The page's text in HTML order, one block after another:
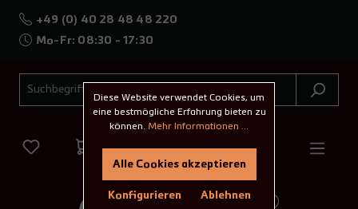
+49 (0) 40 28 48 48 220
Mo-Fr: 08:30 - 17:30
Diese Website verwendet Cookies, um
eine bestmögliche Erfahrung bieten zu
können. Mehr Informationen ...
Ablehnen
Konfigurieren
Alle Cookies akzeptieren